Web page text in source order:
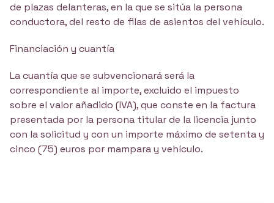
de plazas delanteras, en la que se sitúa la persona
conductora, del resto de filas de asientos del vehículo.
Financiación y cuantía
La cuantía que se subvencionará será la
correspondiente al importe, excluido el impuesto
sobre el valor añadido (IVA), que conste en la factura
presentada por la persona titular de la licencia junto
con la solicitud y con un importe máximo de setenta y
cinco (75) euros por mampara y vehículo.